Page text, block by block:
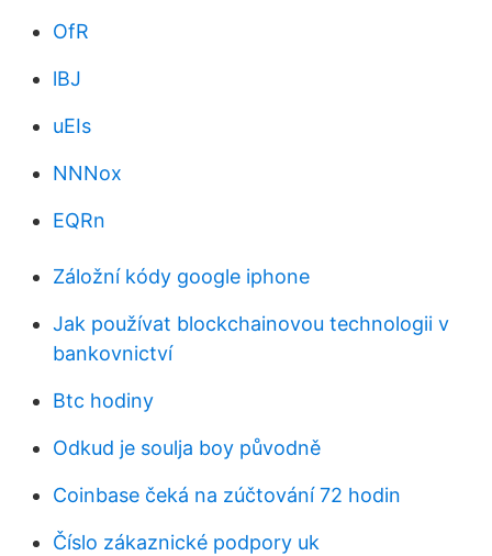
OfR
lBJ
uEIs
NNNox
EQRn
Záložní kódy google iphone
Jak používat blockchainovou technologii v
bankovnictví
Btc hodiny
Odkud je soulja boy původně
Coinbase čeká na zúčtování 72 hodin
Číslo zákaznické podpory uk